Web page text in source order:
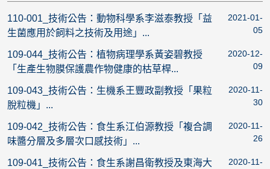
110-001_技術公告：動物科學系李滋泰教授「益
生菌應用於飼料之技術及用途」...
2021-01-
05
109-044_技術公告：植物病理學系黃姿碧教授
「生產生物膜保護農作物健康的枯草桿...
2020-12-
09
109-043_技術公告：生機系王豐政副教授「果粒
脫粒機」...
2020-11-
30
109-042_技術公告：食生系江伯源教授「複合調
味醬分層及多層次口感技術」...
2020-11-
26
109-041_技術公告：食生系謝昌衛教授及東海大
2020-11-